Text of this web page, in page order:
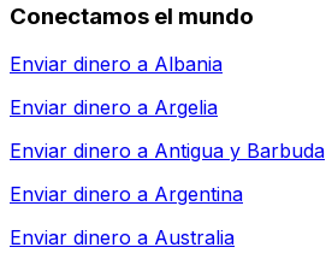
Conectamos el mundo
Enviar dinero a Albania
Enviar dinero a Argelia
Enviar dinero a Antigua y Barbuda
Enviar dinero a Argentina
Enviar dinero a Australia